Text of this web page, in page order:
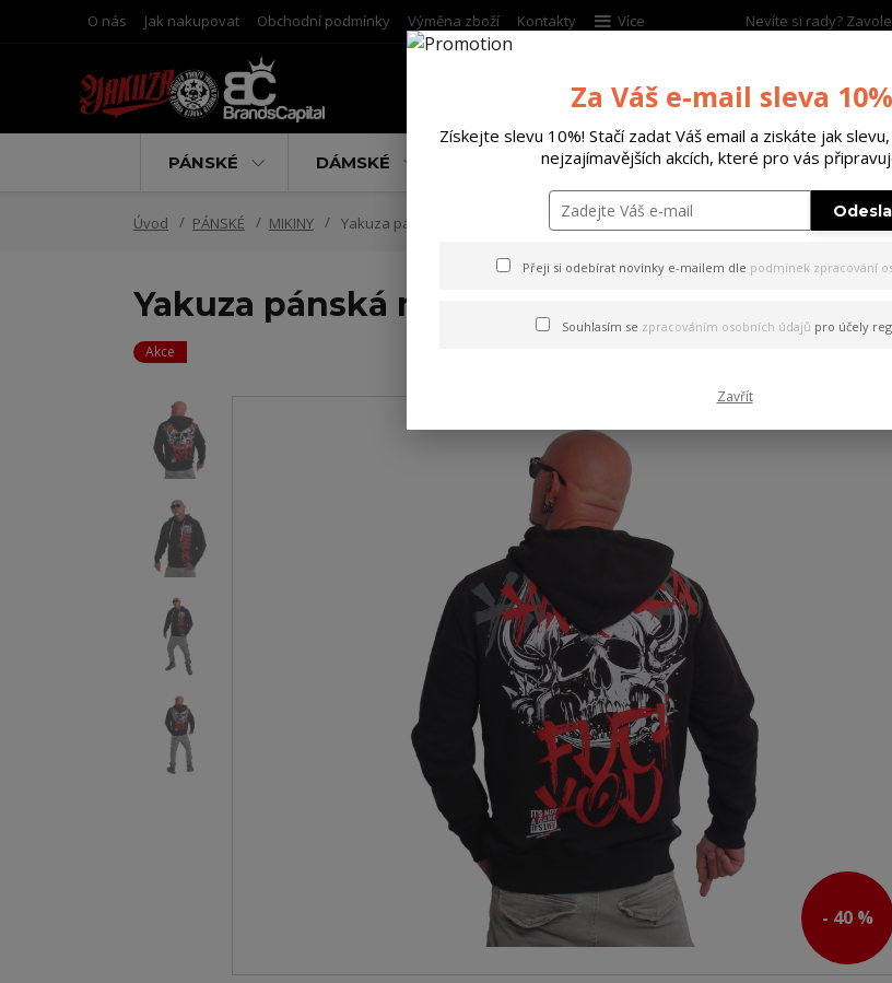
O nás Jak nakupovat Obchodní podmínky Výměna zboží Kontakty Více Nevíte si rady?
PÁNSKÉ DÁMSKÉ DOPLŇKY DÁRKOVÉ
Úvod PÁNSKÉ MIKINY Yakuza pánská mikina s kapucí Horned FU Hoodie B-stock black S
Yakuza pánská mikina s kapucí Horned FU
Akce
- 40 %
Za Váš e-mail sleva
Získejte slevu 10%! Stačí zadat Váš email a ziskáte jak
nejzajímavějších akcích, které pro vás
Přeji si odebírat novinky e-mailem dle podmínek zpracování
Souhlasím se zpracováním osobních údajů pro účely
Zavřít